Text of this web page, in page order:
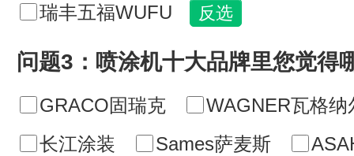
瑞丰五福WUFU
问题3：喷涂机十大品牌里您觉得
GRACO固瑞克
WAGNER瓦格纳
长江涂装
Sames萨麦斯